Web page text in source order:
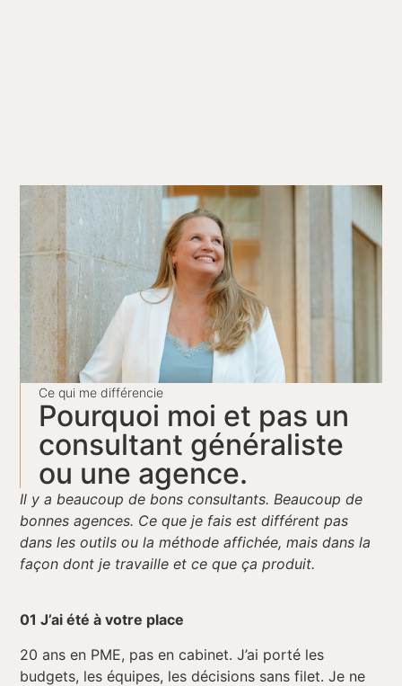
Ce qui me différencie
Pourquoi moi et pas un
consultant généraliste
ou une agence.
Il y a beaucoup de bons consultants. Beaucoup de
bonnes agences. Ce que je fais est différent pas
dans les outils ou la méthode affichée, mais dans la
façon dont je travaille et ce que ça produit.
01J’ai été à votre place
20 ans en PME, pas en cabinet. J’ai porté les
budgets, les équipes, les décisions sans filet. Je ne